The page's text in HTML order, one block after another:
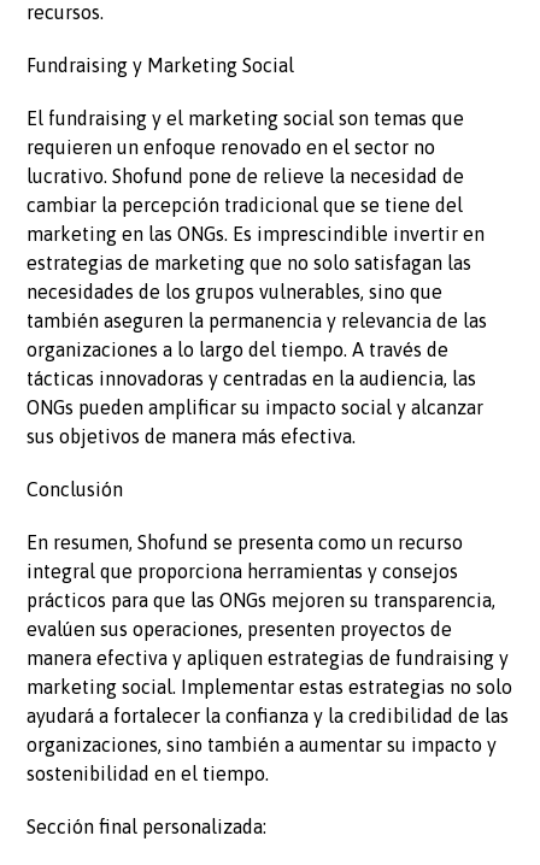
recursos.
Fundraising y Marketing Social
El fundraising y el marketing social son temas que
requieren un enfoque renovado en el sector no
lucrativo. Shofund pone de relieve la necesidad de
cambiar la percepción tradicional que se tiene del
marketing en las ONGs. Es imprescindible invertir en
estrategias de marketing que no solo satisfagan las
necesidades de los grupos vulnerables, sino que
también aseguren la permanencia y relevancia de las
organizaciones a lo largo del tiempo. A través de
tácticas innovadoras y centradas en la audiencia, las
ONGs pueden amplificar su impacto social y alcanzar
sus objetivos de manera más efectiva.
Conclusión
En resumen, Shofund se presenta como un recurso
integral que proporciona herramientas y consejos
prácticos para que las ONGs mejoren su transparencia,
evalúen sus operaciones, presenten proyectos de
manera efectiva y apliquen estrategias de fundraising y
marketing social. Implementar estas estrategias no solo
ayudará a fortalecer la confianza y la credibilidad de las
organizaciones, sino también a aumentar su impacto y
sostenibilidad en el tiempo.
Sección final personalizada: